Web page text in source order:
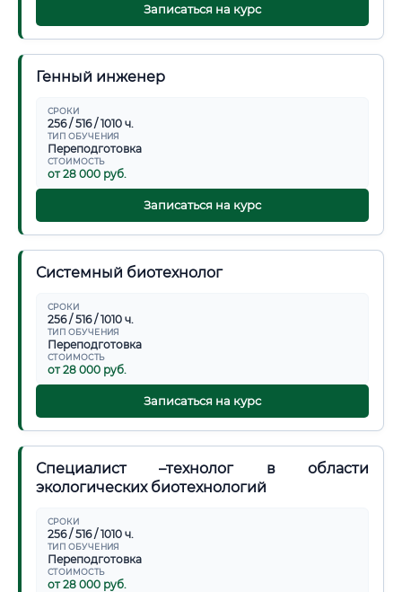
Записаться на курс
Генный инженер
СРОКИ
256 / 516 / 1010 ч.
ТИП ОБУЧЕНИЯ
Переподготовка
СТОИМОСТЬ
от 28 000 руб.
Записаться на курс
Системный биотехнолог
СРОКИ
256 / 516 / 1010 ч.
ТИП ОБУЧЕНИЯ
Переподготовка
СТОИМОСТЬ
от 28 000 руб.
Записаться на курс
Специалист –технолог в области
экологических биотехнологий
СРОКИ
256 / 516 / 1010 ч.
ТИП ОБУЧЕНИЯ
Переподготовка
СТОИМОСТЬ
от 28 000 руб.